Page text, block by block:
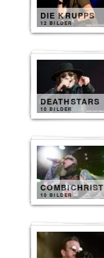
DIE KRUPPS
12 BILDER
DEATHSTARS
10 BILDER
COMBICHRIST
10 BILDER